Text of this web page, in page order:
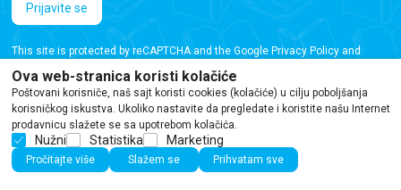
Prijavite se
This site is protected by reCAPTCHA and the Google Privacy Policyand
Iako se trudimo da budemo tačni, informacije na ovoj veb stranici mogu sadržati
greške ili propuste. Preporučujemo da proverite podatke pre kupovine.
Ova web-stranica koristi kolačiće
Poštovani korisniče, naš sajt koristi cookies (kolačiće) u cilju poboljšanja
korisničkog iskustva. Ukoliko nastavite da pregledate i koristite našu Internet
prodavnicu slažete se sa upotrebom kolačića.
Nužni Statistika Marketing
Pročitajte više Slažem se Prihvatam sve